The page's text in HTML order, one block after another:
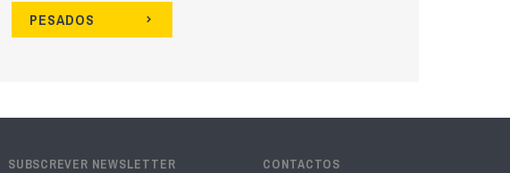
PESADOS
SUBSCREVER NEWSLETTER CONTACTOS